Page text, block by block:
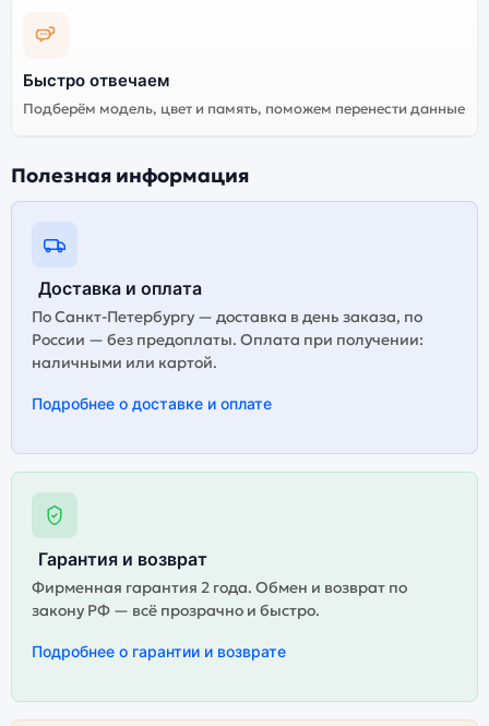
Быстро отвечаем
Подберём модель, цвет и память, поможем перенести данные
Полезная информация
Доставка и оплата
По Санкт-Петербургу — доставка в день заказа, по
России — без предоплаты. Оплата при получении:
наличными или картой.
Подробнее о доставке и оплате
Гарантия и возврат
Фирменная гарантия 2 года. Обмен и возврат по
закону РФ — всё прозрачно и быстро.
Подробнее о гарантии и возврате